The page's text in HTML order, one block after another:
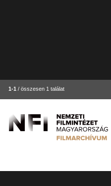
1-1 / összesen 1 találat